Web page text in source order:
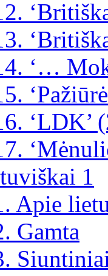
‘…
‘LDK’
1
Apie
Gamta